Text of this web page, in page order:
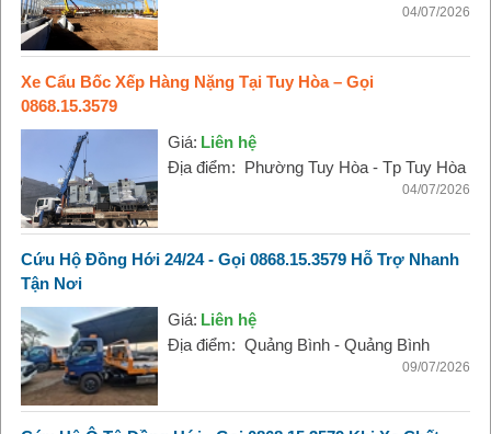
04/07/2026
Xe Cẩu Bốc Xếp Hàng Nặng Tại Tuy Hòa – Gọi
0868.15.3579
Giá: Liên hệ
Địa điểm: Phường Tuy Hòa - Tp Tuy Hòa
04/07/2026
Cứu Hộ Đồng Hới 24/24 - Gọi 0868.15.3579 Hỗ Trợ Nhanh
Tận Nơi
Giá: Liên hệ
Địa điểm: Quảng Bình - Quảng Bình
09/07/2026